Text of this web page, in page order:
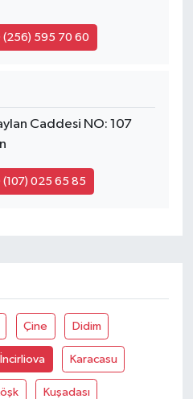
(256) 595 70 60
Caddesi NO: 107
(107) 025 65 85
Çine Didim
İncirliova Karacasu
Kuşadası